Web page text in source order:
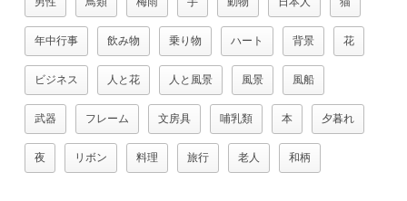
年中行事 飲み物 乗り物 ハート 背景 花
ビジネス 人と花 人と風景 風景 風船
武器 フレーム 文房具 哺乳類 本 夕暮れ
夜 リボン 料理 旅行 老人 和柄